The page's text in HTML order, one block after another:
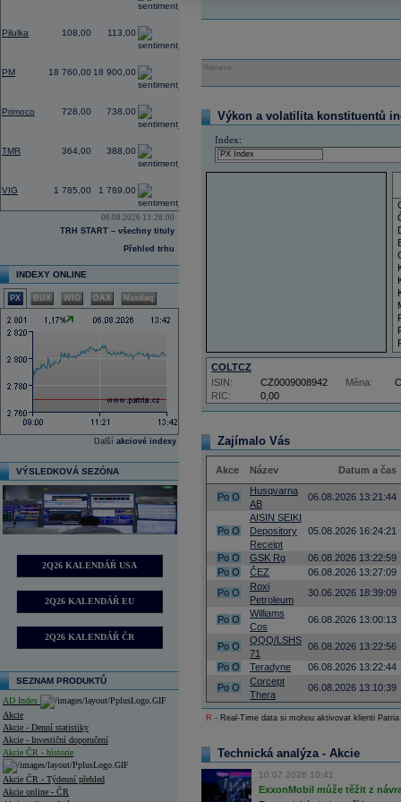
Pilulka 108,00 113,00
2,80
PM 18 760,00 18 900,00
1,29
Primoco 728,00 738,00
TMR 364,00 388,00
VIG 1 785,00 1 789,00
06.08.2026 13:28:00
TRH START – všechny tituly
Přehled trhu
INDEXY ONLINE
PX BUX WIG DAX Nasdaq
Další akciové indexy
VÝSLEDKOVÁ SEZÓNA
2Q26 KALENDÁŘ USA
2Q26 KALENDÁŘ EU
2Q26 KALENDÁŘ ČR
SEZNAM PRODUKTŮ
AD Index
Akcie
Akcie - Denní statistiky
Akcie - Investiční doporučení
Akcie ČR - historie
Akcie ČR - Týdenní přehled
Akcie online - ČR
Reklama
Výkon a volatilita konstituentů
Index:
COLTCZ
RIC: 0,00
ISIN: CZ0009008942 Měna:
Zajímalo Vás
Akce Název Datum a čas
Po O
Husqvarna
AB
06.08.2026 13:21:44
Po O
AISIN SEIKI
Depository
Receipt
05.08.2026 16:24:21
Po O GSK Rg
06.08.2026 13:22:59
Po O ČEZ
06.08.2026 13:27:09
Po O
Roxi
Petroleum
30.06.2026 18:39:09
Po O
Williams
Cos
06.08.2026 13:00:13
Po O
QQQ/LSHS
71
06.08.2026 13:22:56
Po O Teradyne
06.08.2026 13:22:44
Po O
Corcept
Thera
06.08.2026 13:10:39
R - Real-Time data si mohou aktivovat klienti
Technická analýza - Akcie
10.07.2026 10:41
ExxonMobil může těžit z